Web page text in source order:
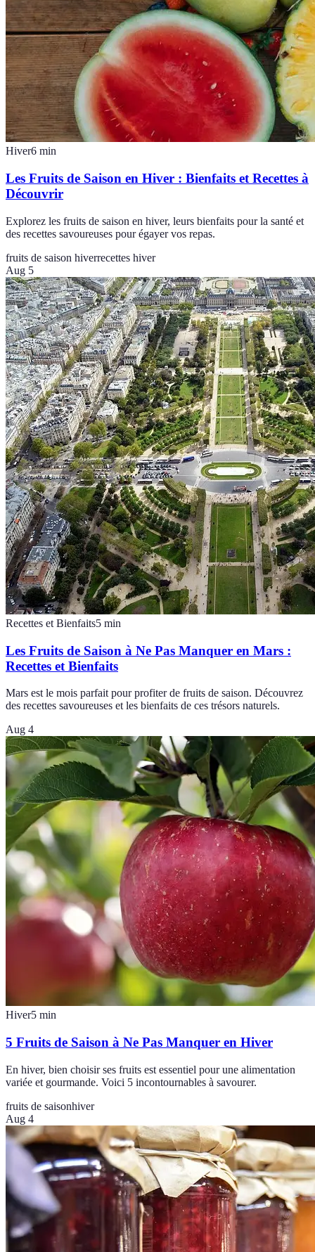
Hiver6 min
Les Fruits de Saison en Hiver : Bienfaits et Recettes à
Découvrir
Explorez les fruits de saison en hiver, leurs bienfaits pour la santé et
des recettes savoureuses pour égayer vos repas.
fruits de saison hiverrecettes hiver
Aug 5
Recettes et Bienfaits5 min
Les Fruits de Saison à Ne Pas Manquer en Mars :
Recettes et Bienfaits
Mars est le mois parfait pour profiter de fruits de saison. Découvrez
des recettes savoureuses et les bienfaits de ces trésors naturels.
Aug 4
Hiver5 min
5 Fruits de Saison à Ne Pas Manquer en Hiver
En hiver, bien choisir ses fruits est essentiel pour une alimentation
variée et gourmande. Voici 5 incontournables à savourer.
fruits de saisonhiver
Aug 4